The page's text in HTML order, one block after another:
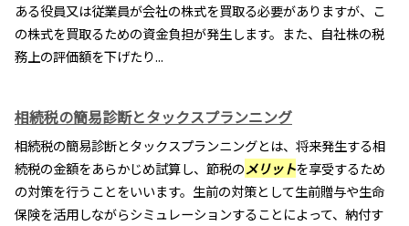
ある役員又は従業員が会社の株式を買取る必要がありますが、こ
の株式を買取るための資金負担が発生します。また、自社株の税
務上の評価額を下げたり...
相続税の簡易診断とタックスプランニング
相続税の簡易診断とタックスプランニングとは、将来発生する相
続税の金額をあらかじめ試算し、節税のメリットを享受するため
の対策を行うことをいいます。生前の対策として生前贈与や生命
保険を活用しながらシミュレーションすることによって、納付す